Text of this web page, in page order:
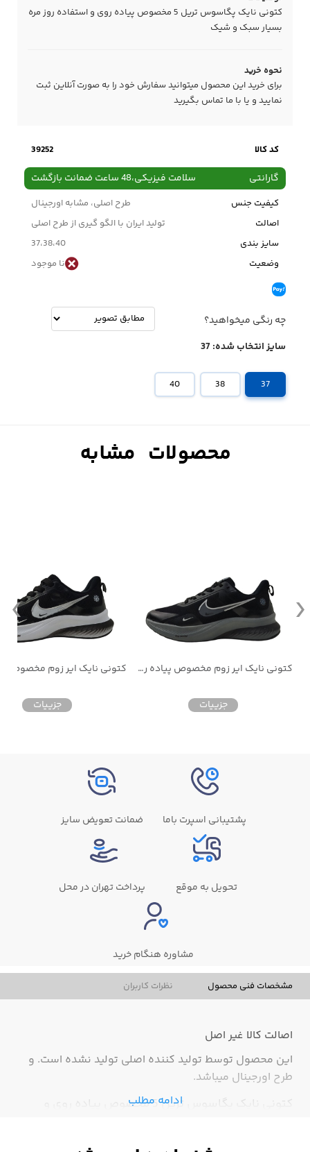
کتونی نایک پگاسوس تریل 5 مخصوص پیاده روی و استفاده روز مره
بسیار سبک و شیک
نحوه خرید
برای خرید این محصول میتوانید سفارش خود را به صورت آنلاین ثبت
نمایید و یا با ما تماس بگیرید
کد کالا 39252
گارانتی سلامت فیزیکی،48 ساعت ضمانت بازگشت
کیفیت جنس
طرح اصلی، مشابه اورجینال
اصالت
تولید ایران با الگو گیری از طرح اصلی
سایز بندی
37،38،40
وضعیت
نا موجود
چه رنگی میخواهید؟
سایز انتخاب شده:37
37
38
40
کتونی نایک ایر زوم مخصوص پیاده روی و استفاده روز مره
جزییات جزییات
پشتیبانی اسپرت باما ضمانت تعویض سایز
تحویل به موقع پرداخت تهران در محل
مشاوره هنگام خرید
مشخصات فنی محصول نظرات کاربران
اصالت کالا غیر اصل
این محصول توسط تولید کننده اصلی تولید نشده است. و
طرح اورجینال میباشد.
کتونی نایک پگاسوس تریل 5 مخصوص پیاده روی وادامه مطلب